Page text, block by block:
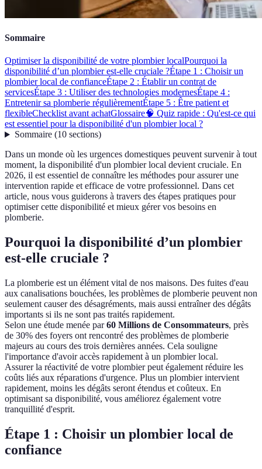
Sommaire
Optimiser la disponibilité de votre plombier localPourquoi la
disponibilité d’un plombier est-elle cruciale ?Étape 1 : Choisir un
plombier local de confianceÉtape 2 : Établir un contrat de
servicesÉtape 3 : Utiliser des technologies modernesÉtape 4 :
Entretenir sa plomberie régulièrementÉtape 5 : Être patient et
flexibleChecklist avant achatGlossaire🧠 Quiz rapide : Qu'est-ce qui
est essentiel pour la disponibilité d'un plombier local ?
Sommaire(10 sections)
Dans un monde où les urgences domestiques peuvent survenir à tout
moment, la disponibilité d'un plombier local devient cruciale. En
2026, il est essentiel de connaître les méthodes pour assurer une
intervention rapide et efficace de votre professionnel. Dans cet
article, nous vous guiderons à travers des étapes pratiques pour
optimiser cette disponibilité et mieux gérer vos besoins en
plomberie.
Pourquoi la disponibilité d’un plombier
est-elle cruciale ?
La plomberie est un élément vital de nos maisons. Des fuites d'eau
aux canalisations bouchées, les problèmes de plomberie peuvent non
seulement causer des désagréments, mais aussi entraîner des dégâts
importants si ils ne sont pas traités rapidement.
Selon une étude menée par60 Millions de Consommateurs, près
de 30% des foyers ont rencontré des problèmes de plomberie
majeurs au cours des trois dernières années. Cela souligne
l'importance d'avoir accès rapidement à un plombier local.
Assurer la réactivité de votre plombier peut également réduire les
coûts liés aux réparations d'urgence. Plus un plombier intervient
rapidement, moins les dégâts seront étendus et coûteux. En
optimisant sa disponibilité, vous améliorez également votre
tranquillité d'esprit.
Étape 1 : Choisir un plombier local de
confiance